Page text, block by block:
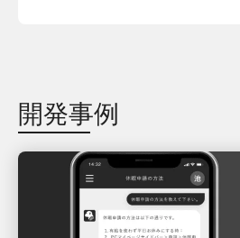
開発事例